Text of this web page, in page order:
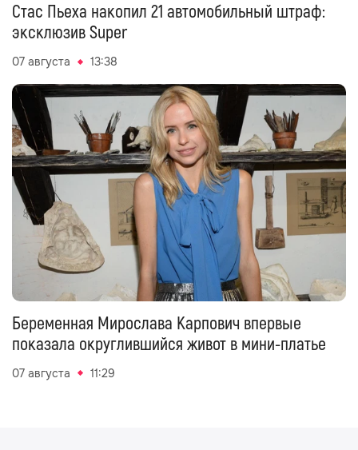
Стас Пьеха накопил 21 автомобильный штраф:
эксклюзив Super
07 августа 13:38
Беременная Мирослава Карпович впервые
показала округлившийся живот в мини-платье
07 августа 11:29